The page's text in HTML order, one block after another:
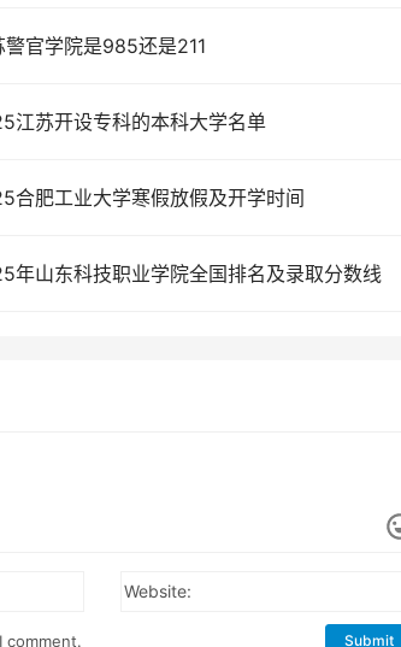
警官学院是985还是211
江苏开设专科的本科大学名单
合肥工业大学寒假放假及开学时间
年山东科技职业学院全国排名及录取分数线
Website:
comment. Submit